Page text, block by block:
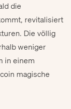
die
revitalisiert
Die völlig
weniger
in einem
magische